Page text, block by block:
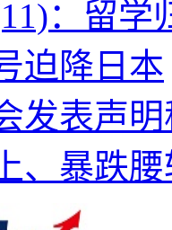
：留学
迫降日本
发表声
、暴跌